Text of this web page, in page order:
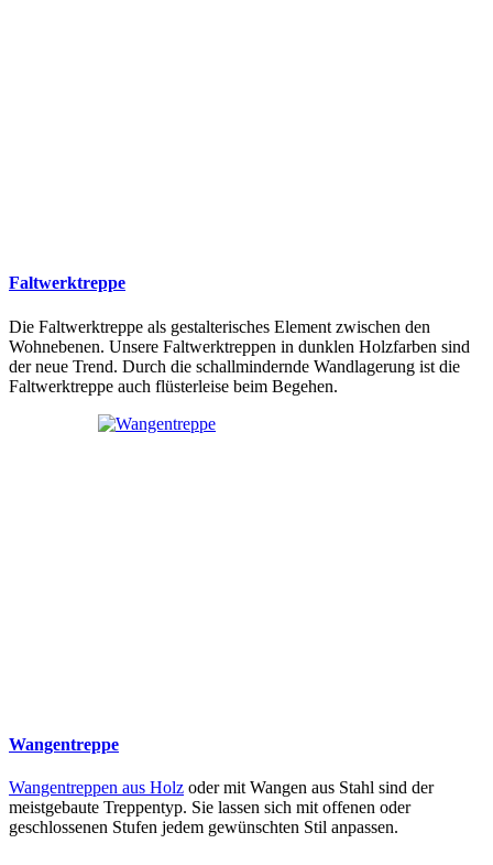
Faltwerktreppe
Die Faltwerktreppe als gestalterisches Element zwischen den
Wohnebenen. Unsere Faltwerktreppen in dunklen Holzfarben sind
der neue Trend. Durch die schallmindernde Wandlagerung ist die
Faltwerktreppe auch flüsterleise beim Begehen.
Wangentreppe
Wangentreppen aus Holz oder mit Wangen aus Stahl sind der
meistgebaute Treppentyp. Sie lassen sich mit offenen oder
geschlossenen Stufen jedem gewünschten Stil anpassen.